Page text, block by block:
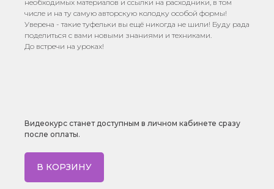
необходимых материалов и ссылки на расходники, в том
числе и на ту самую авторскую колодку особой формы!
Уверена - такие туфельки вы ещё никогда не шили! Буду рада
поделиться с вами новыми знаниями и техниками.
До встречи на уроках!
Видеокурс станет доступным в личном кабинете сразу
после оплаты.
В КОРЗИНУ